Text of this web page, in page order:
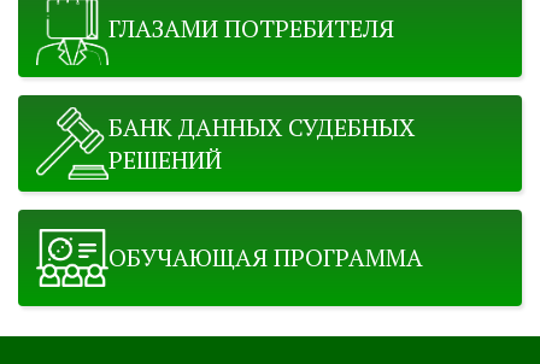
ГЛАЗАМИ ПОТРЕБИТЕЛЯ
БАНК ДАННЫХ СУДЕБНЫХ
РЕШЕНИЙ
ОБУЧАЮЩАЯ ПРОГРАММА